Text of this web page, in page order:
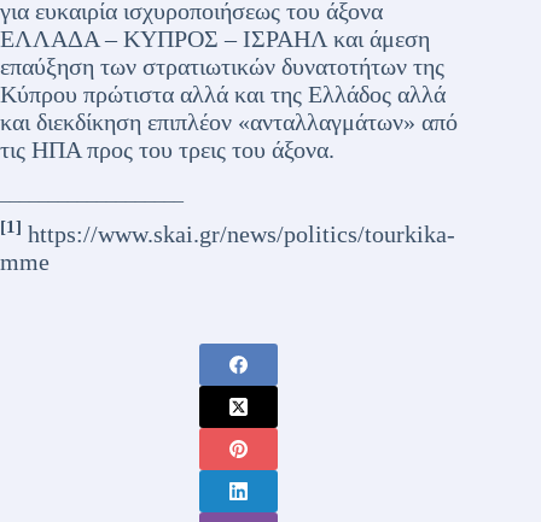
για ευκαιρία ισχυροποιήσεως του άξονα
ΕΛΛΑΔΑ – ΚΥΠΡΟΣ – ΙΣΡΑΗΛ και άμεση
επαύξηση των στρατιωτικών δυνατοτήτων της
Κύπρου πρώτιστα αλλά και της Ελλάδος αλλά
και διεκδίκηση επιπλέον «ανταλλαγμάτων» από
τις ΗΠΑ προς του τρεις του άξονα.
[1] https://www.skai.gr/news/politics/tourkika-
mme